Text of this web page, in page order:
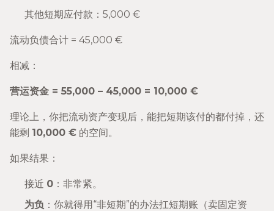
其他短期应付款：5,000 €
流动负债合计 = 45,000 €
相减：
营运资金 = 55,000 – 45,000 = 10,000 €
理论上，你把流动资产变现后，能把短期该付的都付掉，还
能剩 10,000 € 的空间。
如果结果：
接近 0 ：非常紧。
为负 ：你就得用“非短期”的办法扛短期账（卖固定资